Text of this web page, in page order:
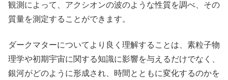
観測によって、アクシオンの波のような性質を調べ、その
質量を測定することができます。
ダークマターについてより良く理解することは、素粒子物
理学や初期宇宙に関する知識に影響を与えるだけでなく、
銀河がどのように形成され、時間とともに変化するのかを